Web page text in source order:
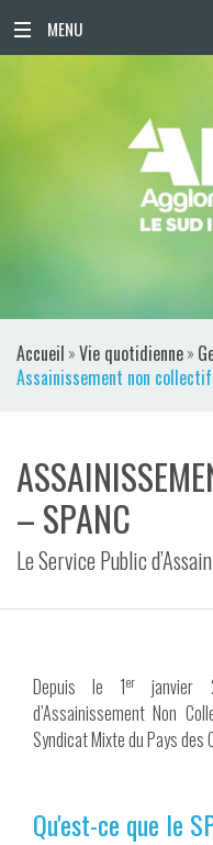
Accueil »Vie quotidienne»
Assainissement non collectif
– SPANC
Le Service Public
Depuis le 1er
janvier
d’Assainissement Non
Syndicat Mixte du Pays des
Qu'est-ce que le